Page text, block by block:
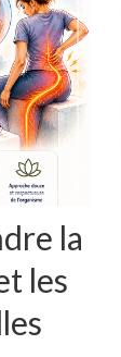
la
les